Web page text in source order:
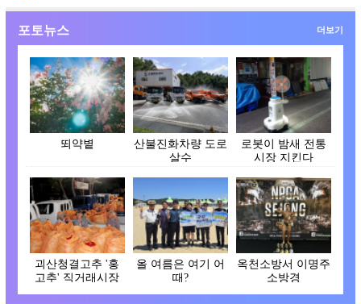
포토뉴스 더보기
뙤약볕
산불진화차량 도로
살수
로봇이 밤새 전통
시장 지킨다
괴산청결고추 '홍
고추' 직거래시장
개장
올 여름은 여기 어
때?
옥천소방서 이명주
소방경